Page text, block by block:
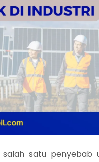
satu penyebab